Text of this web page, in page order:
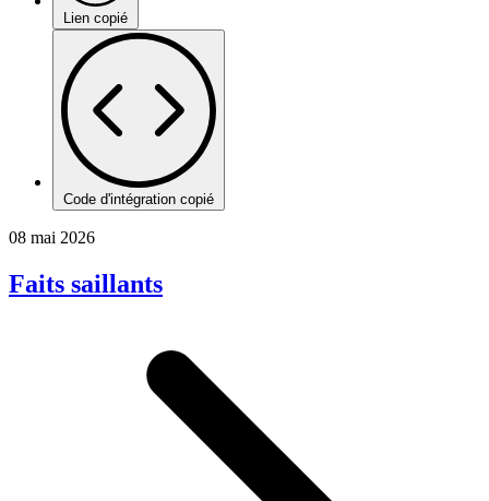
Lien copié
Code d'intégration copié
08 mai 2026
Faits saillants